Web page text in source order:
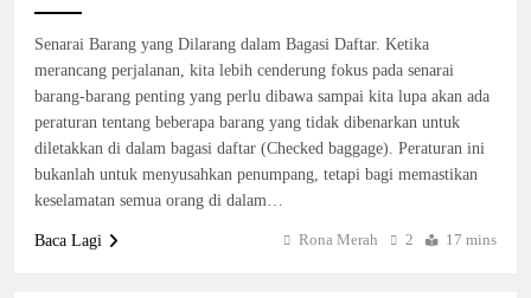
Senarai Barang yang Dilarang dalam Bagasi Daftar. Ketika
merancang perjalanan, kita lebih cenderung fokus pada senarai
barang-barang penting yang perlu dibawa sampai kita lupa akan ada
peraturan tentang beberapa barang yang tidak dibenarkan untuk
diletakkan di dalam bagasi daftar (Checked baggage). Peraturan ini
bukanlah untuk menyusahkan penumpang, tetapi bagi memastikan
keselamatan semua orang di dalam…
Baca Lagi Rona Merah 2 17 mins